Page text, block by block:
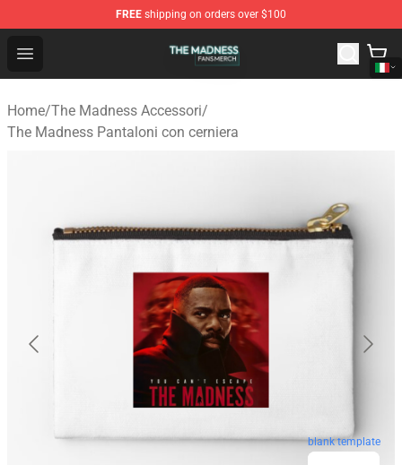
FREE shipping on orders over $100
Open menu
The Madness Shop - Official The Madness Merchandise
Home/The Madness Accessori/
The Madness Pantaloni con cerniera
blank template